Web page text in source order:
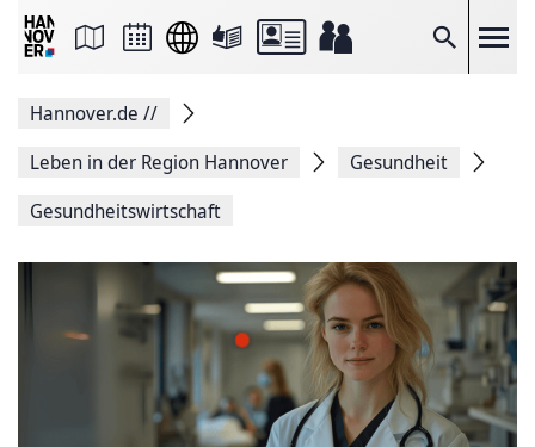
Suche
Seite
Facebook
teilen
Seitenlink
Seite
Hannover.de //
Leben in der Region Hannover
Gesundheit
Gesundheitswirtschaft